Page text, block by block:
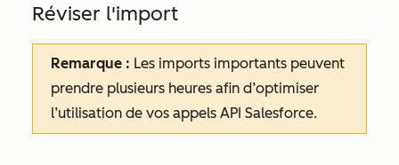
Réviser l'import
Remarque : Les imports importants peuvent
prendre plusieurs heures afin d’optimiser
l’utilisation de vos appels API Salesforce.